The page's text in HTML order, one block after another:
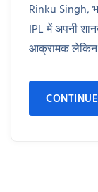
Rinku Singh,
IPL में अपनी
आक्रामक लेकिन